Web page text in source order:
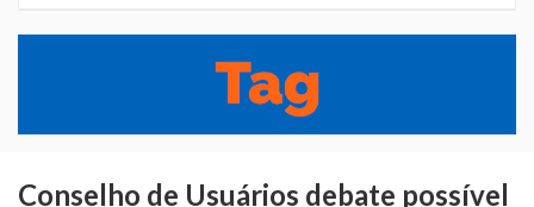
Conselho de Usuários debate possível